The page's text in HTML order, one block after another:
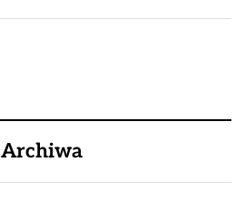
Archiwa